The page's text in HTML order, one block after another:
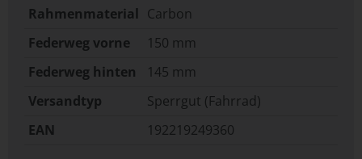
Rahmenmaterial Carbon
Federweg vorne
150 mm
Federweg hinten
145 mm
Versandtyp
Sperrgut (Fahrrad)
EAN
192219249360